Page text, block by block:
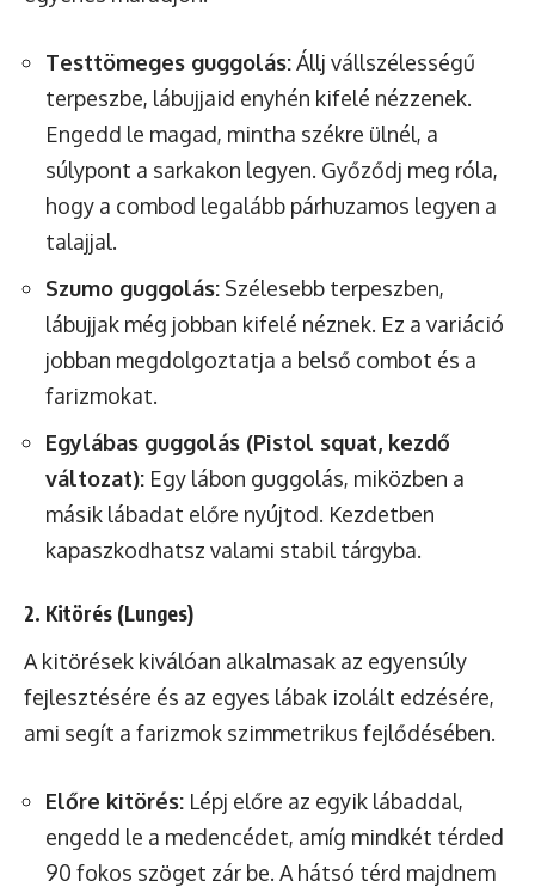
Testtömeges guggolás:Állj vállszélességű
terpeszbe, lábujjaid enyhén kifelé nézzenek.
Engedd le magad, mintha székre ülnél, a
súlypont a sarkakon legyen. Győződj meg róla,
hogy a combod legalább párhuzamos legyen a
talajjal.
Szumo guggolás: Szélesebb terpeszben,
lábujjak még jobban kifelé néznek. Ez a variáció
jobban megdolgoztatja a belső combot és a
farizmokat.
Egylábas guggolás (Pistol squat, kezdő
változat): Egy lábon guggolás, miközben a
másik lábadat előre nyújtod. Kezdetben
kapaszkodhatsz valami stabil tárgyba.
2. Kitörés (Lunges)
A kitörések kiválóan alkalmasak az egyensúly
fejlesztésére és az egyes lábak izolált edzésére,
ami segít a farizmok szimmetrikus fejlődésében.
Előre kitörés: Lépj előre az egyik lábaddal,
engedd le a medencédet, amíg mindkét térded
90 fokos szöget zár be. A hátsó térd majdnem